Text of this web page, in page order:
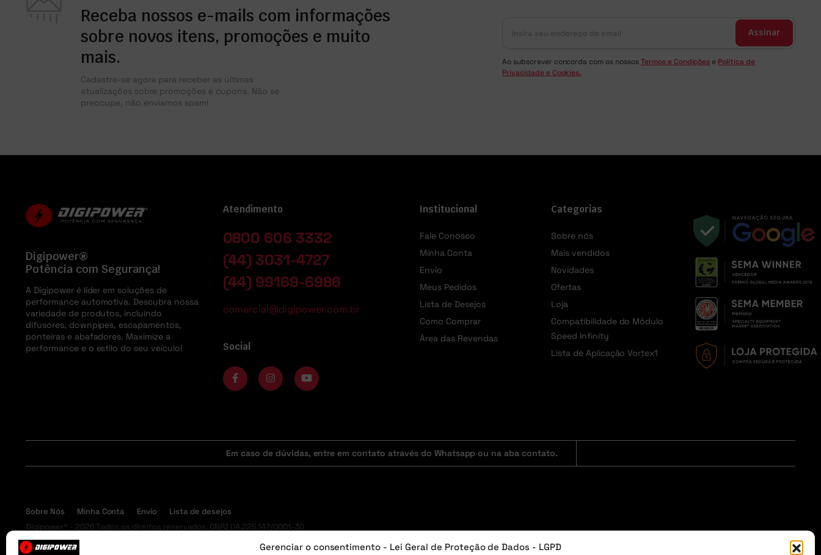
Gerenciar o consentimento - Lei Geral de Proteção de Dados - LGPD
Receba nossos e-mails com informações
sobre novos itens, promoções e muito
mais.
Cadastre-se agora para receber as últimas
atualizações sobre promoções e cupons. Não se
preocupe, não enviamos spam!
Assinar
Ao subscrever concorda com os nossosTermos e Condições e Política de
Privacidade e Cookies.
Digipower®
Potência com Segurança!
A Digipower é líder em soluções de
performance automotiva. Descubra nossa
variedade de produtos, incluindo
difusores, downpipes, escapamentos,
ponteiras e abafadores. Maximize a
performance e o estilo do seu veículo!
Atendimento
0800 606 3332
(44) 3031-4727
(44) 99169-6986
comercial@digipower.com.br
Social
Institucional
Fale Conosco
Minha Conta
Envio
Meus Pedidos
Lista de Desejos
Como Comprar
Área das Revendas
Categorias
Sobre nós
Mais vendidos
Novidades
Ofertas
Loja
Compatibilidade do Módulo
Speed Infinity
Lista de Aplicação Vortex1
Em caso de dúvidas, entre em contato através do Whatsapp ou na aba contato.
Sobre Nós Minha Conta Envio
Lista de desejos
Digipower® - 2026 Todos os direitos reservados. CNPJ 04.225.147/0001-30